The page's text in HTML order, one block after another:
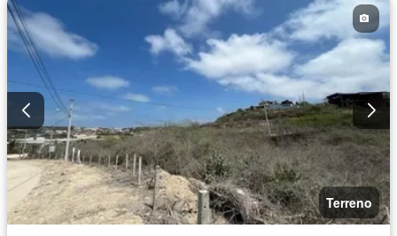
Terreno